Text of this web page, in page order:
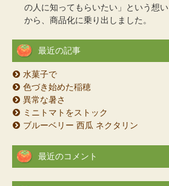
の人に知ってもらいたい」という想い
から、商品化に乗り出しました。
最近の記事
水菓子で
色づき始めた稲穂
異常な暑さ
ミニトマトをストック
ブルーベリー 西瓜 ネクタリン
最近のコメント